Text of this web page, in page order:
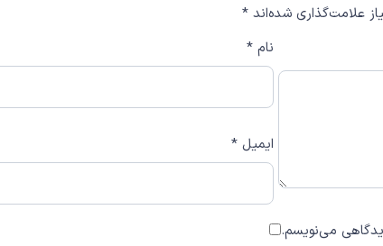
علامت‌گذاری شده‌اند *
نام *
ایمیل *
می‌نویسم.